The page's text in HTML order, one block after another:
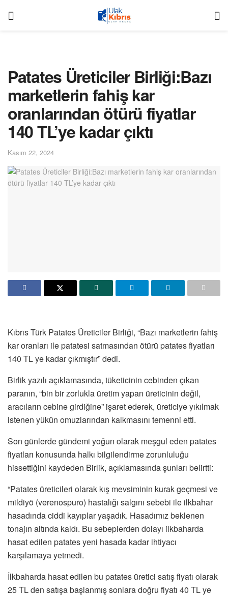
Patates Üreticiler Birliği:Bazı
marketlerin fahiş kar
oranlarından ötürü fiyatlar
140 TL’ye kadar çıktı
Kasım 22, 2024
Kıbrıs Türk Patates Üreticiler Birliği, “Bazı marketlerin fahiş
kar oranları ile patatesi satmasından ötürü patates fiyatları
140 TL ye kadar çıkmıştır” dedi.
Birlik yazılı açıklamasında, tüketicinin cebinden çıkan
paranın, “bin bir zorlukla üretim yapan üreticinin değil,
aracıların cebine girdiğine” işaret ederek, üreticiye yıkılmak
istenen yükün omuzlarından kalkmasını temenni etti.
Son günlerde gündemi yoğun olarak meşgul eden patates
fiyatları konusunda halkı bilgilendirme zorunluluğu
hissettiğini kaydeden Birlik, açıklamasında şunları belirtti:
“Patates üreticileri olarak kış mevsiminin kurak geçmesi ve
mildiyö (verenospuro) hastalığı salgını sebebi ile ilkbahar
hasadında ciddi kayıplar yaşadık. Hasadımız beklenen
tonajın altında kaldı. Bu sebeplerden dolayı ilkbaharda
hasat edilen patates yeni hasada kadar ihtiyacı
karşılamaya yetmedi.
İlkbaharda hasat edilen bu patates üretici satış fiyatı olarak
25 TL den satışa başlanmış sonlara doğru fiyatı 40 TL ye